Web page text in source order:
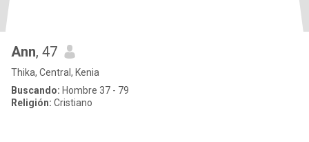
Ann, 47
Thika, Central, Kenia
Buscando: Hombre 37 - 79
Religión: Cristiano